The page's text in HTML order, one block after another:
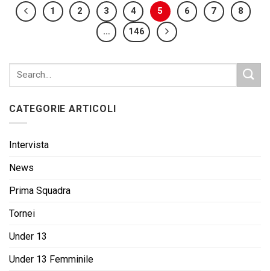
1 2 3 4 5 6 7
8
…
146
CATEGORIE ARTICOLI
Intervista
News
Prima Squadra
Tornei
Under 13
Under 13 Femminile